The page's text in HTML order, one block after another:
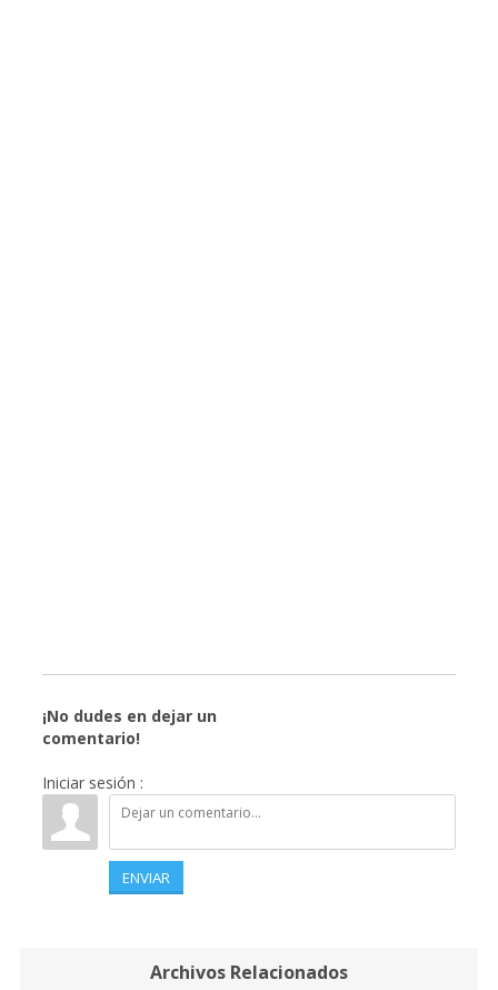
¡No dudes en dejar un
comentario!
Iniciar sesión :
ENVIAR
Archivos Relacionados